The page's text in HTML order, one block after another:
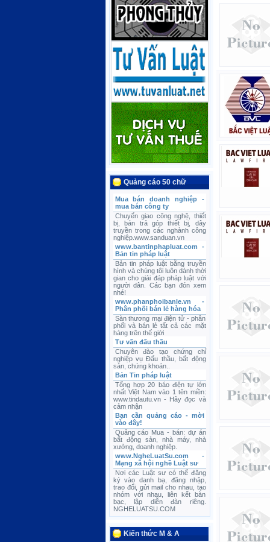
Quảng cáo 50 chữ
Mua bán doanh nghiệp -
mua bán công ty
Chuyển giao công nghệ, thiết
bị, bán trả góp thiết bị, dây
truyền trong các nghành công
nghiệp.www.sanduan.vn
www.bantinphapluat.com -
Bản tin pháp luật
Bản tin pháp luật bằng truyền
hình và chúng tôi luôn dành thời
gian cho giải đáp pháp luật với
người dân. Các bạn đón xem
nhé!
www.phanphoibanle.vn -
Phân phối bán lẻ hàng hóa
Sàn thương mại điện tử - phân
phối và bán lẻ tất cả các mặt
hàng trên thế giới
Tư vấn đấu thầu
Chuyên đào tạo chứng chỉ
nghiệp vụ Đấu thầu, bất động
sản, chứng khoán..
Bản Tin pháp luật
Tổng hợp 20 báo điện tự lớn
nhất Việt Nam vào 1 tên miền:
www.tindautu.vn - Hãy đọc và
cảm nhận
Bạn cần quảng cáo - mời
vào đây!
Quảng cáo Mua - bán: dự án
bất động sản, nhà máy, nhà
xưởng, doanh nghiệp.
www.NgheLuatSu.com -
Mạng xã hội nghề Luật sư
Nơi các Luật sư có thể đăng
ký vào danh bạ, đăng nhập,
trao đổi, gửi mail cho nhau, tạo
nhóm với nhau, liên kết bàn
bạc, lập diễn đàn riêng.
NGHELUATSU.COM
Kiến thức M & A